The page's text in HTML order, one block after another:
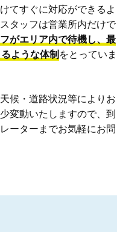
てすぐに対応ができるよ
タッフは営業所内だけで
がエリア内で待機し、最
ような体制をとっていま
候・道路状況等によりお
変動いたしますので、到
ーターまでお気軽にお問